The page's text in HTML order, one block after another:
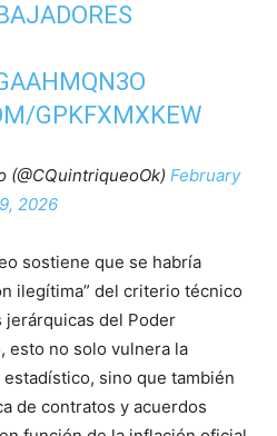
GPKFXMXKEW
February
9, 2026
sostiene que se habría
ilegítima” del criterio técnico
jerárquicas del Poder
esto no solo vulnera la
sino que también
de contratos y acuerdos